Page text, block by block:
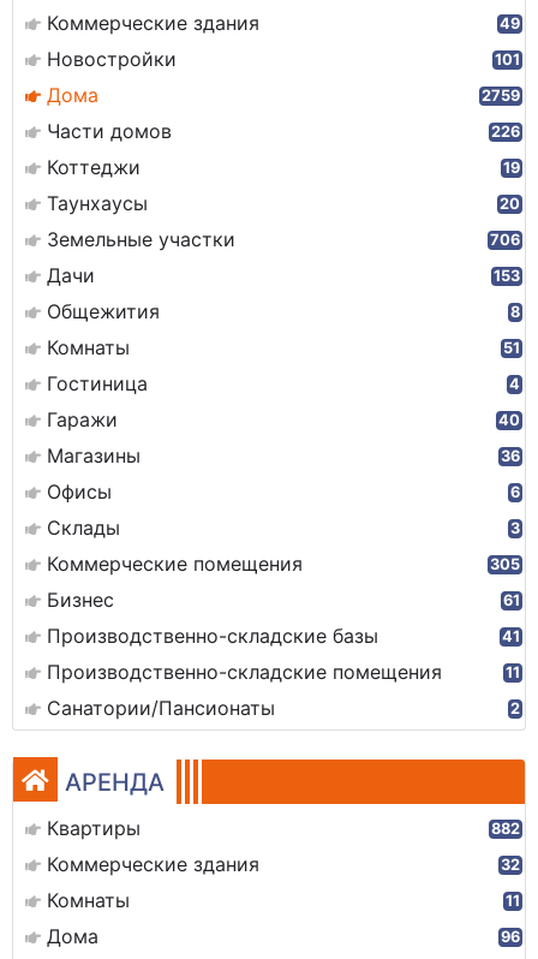
Коммерческие здания 49
Новостройки 101
Дома 2759
Части домов 226
Коттеджи 19
Таунхаусы 20
Земельные участки 706
Дачи 153
Общежития 8
Комнаты 51
Гостиница 4
Гаражи 40
Магазины 36
Офисы 6
Склады 3
Коммерческие помещения 305
Бизнес 61
Производственно-складские базы 41
Производственно-складские помещения 11
Санатории/Пансионаты 2
АРЕНДА
Квартиры 882
Коммерческие здания 32
Комнаты 11
Дома 96